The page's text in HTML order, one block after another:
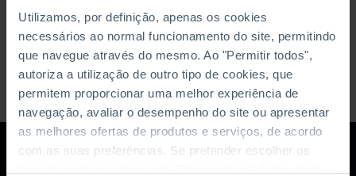
Utilizamos, por definição, apenas os cookies
necessários ao normal funcionamento do site, permitindo
que navegue através do mesmo. Ao "Permitir todos",
autoriza a utilização de outro tipo de cookies, que
permitem proporcionar uma melhor experiência de
navegação, avaliar o desempenho do site ou apresentar
as melhores ofertas de produtos e serviços, de acordo
com as suas preferências. Se pretender escolher os